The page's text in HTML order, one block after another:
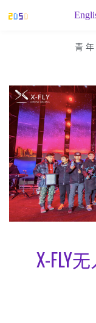
青
X-FLY